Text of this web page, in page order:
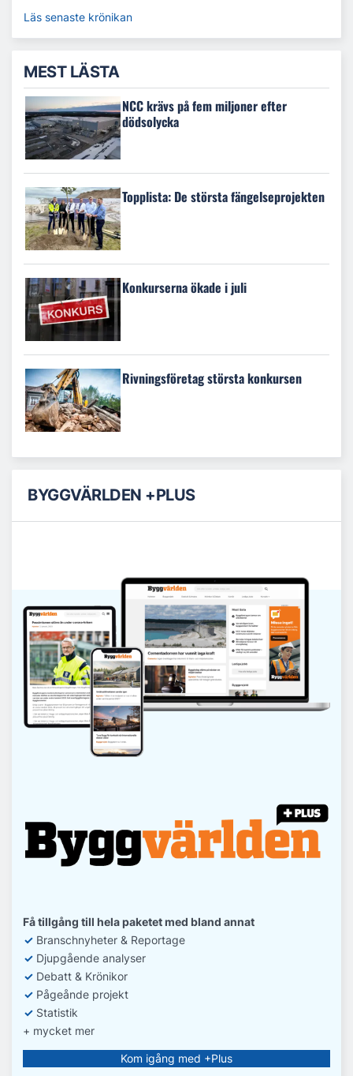
Läs senaste krönikan
MEST LÄSTA
NCC krävs på fem miljoner efter
dödsolycka
Topplista: De största fängelseprojekten
Konkurserna ökade i juli
Rivningsföretag största konkursen
BYGGVÄRLDEN +PLUS
Få tillgång till hela paketet med bland annat
✓ Branschnyheter & Reportage
✓ Djupgående analyser
✓ Debatt & Krönikor
✓ Pågeånde projekt
✓ Statistik
+ mycket mer
Kom igång med +Plus